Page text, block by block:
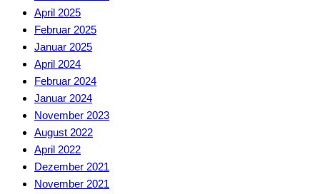
April 2025
Februar 2025
Januar 2025
April 2024
Februar 2024
Januar 2024
November 2023
August 2022
April 2022
Dezember 2021
November 2021